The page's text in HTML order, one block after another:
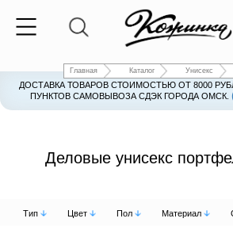
Главная Каталог Унисекс
ДОСТАВКА ТОВАРОВ СТОИМОСТЬЮ ОТ 8000
ПУНКТОВ САМОВЫВОЗА СДЭК ГОРОДА ОМСК.
Деловые унисекс
Тип Цвет Пол Материал